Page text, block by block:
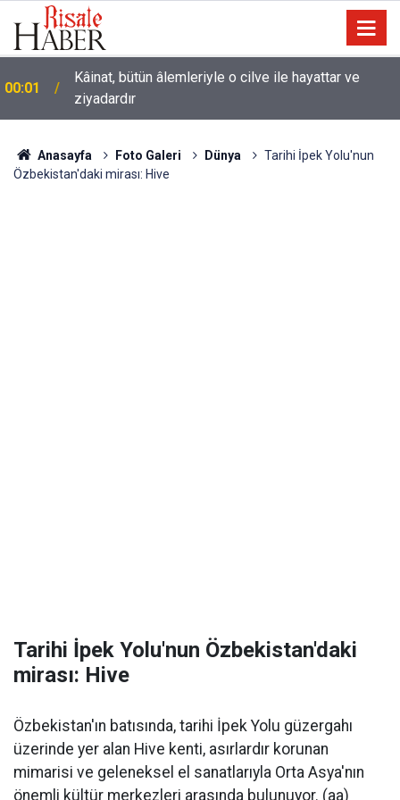
00:01
Kâinat, bütün âlemleriyle o cilve ile hayattar ve
ziyadardır
Anasayfa Foto Galeri Dünya
Tarihi İpek Yolu'nun
Özbekistan'daki mirası: Hive
Tarihi İpek Yolu'nun Özbekistan'daki
mirası: Hive
Özbekistan'ın batısında, tarihi İpek Yolu güzergahı
üzerinde yer alan Hive kenti, asırlardır korunan
mimarisi ve geleneksel el sanatlarıyla Orta Asya'nın
önemli kültür merkezleri arasında bulunuyor. (aa)